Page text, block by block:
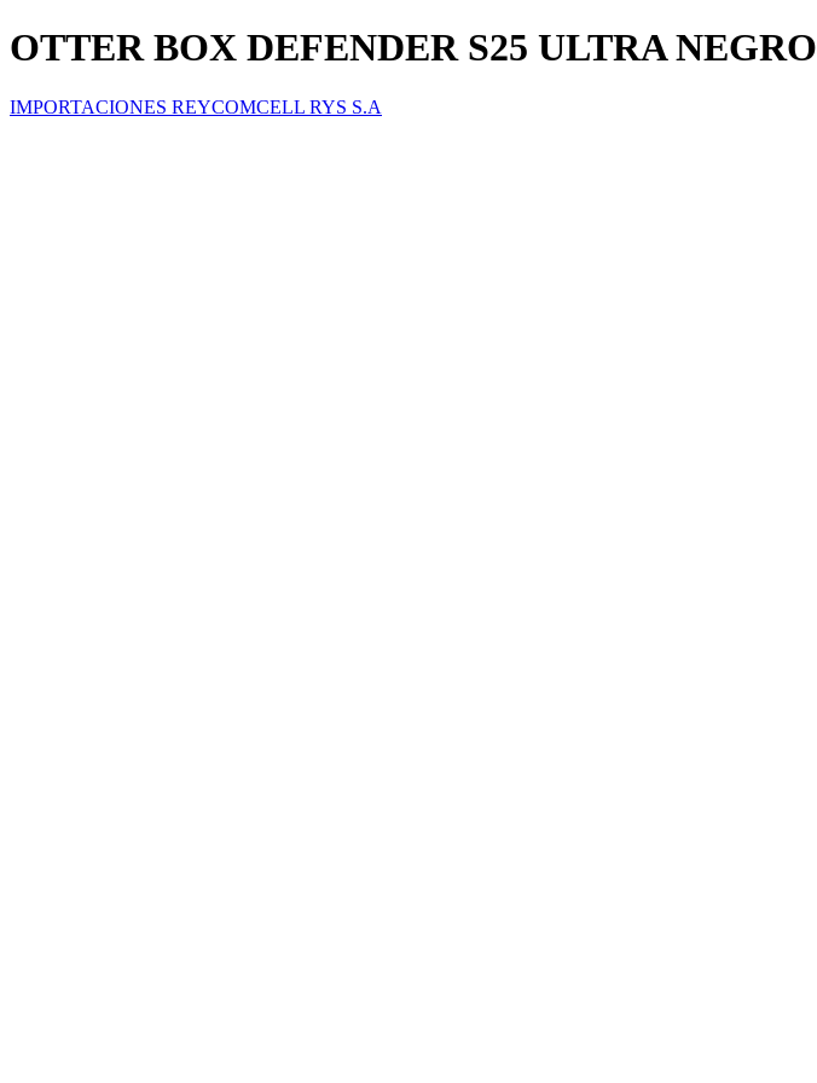
OTTER BOX DEFENDER S25 ULTRA NEGRO
IMPORTACIONES REYCOMCELL RYS S.A